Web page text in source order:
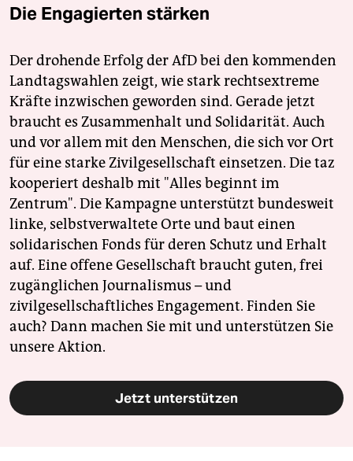
Die Engagierten stärken
Der drohende Erfolg der AfD bei den kommenden
Landtagswahlen zeigt, wie stark rechtsextreme
Kräfte inzwischen geworden sind. Gerade jetzt
braucht es Zusammenhalt und Solidarität. Auch
und vor allem mit den Menschen, die sich vor Ort
für eine starke Zivilgesellschaft einsetzen. Die taz
kooperiert deshalb mit "Alles beginnt im
Zentrum". Die Kampagne unterstützt bundesweit
linke, selbstverwaltete Orte und baut einen
solidarischen Fonds für deren Schutz und Erhalt
auf. Eine offene Gesellschaft braucht guten, frei
zugänglichen Journalismus – und
zivilgesellschaftliches Engagement. Finden Sie
auch? Dann machen Sie mit und unterstützen Sie
unsere Aktion.
Jetzt unterstützen